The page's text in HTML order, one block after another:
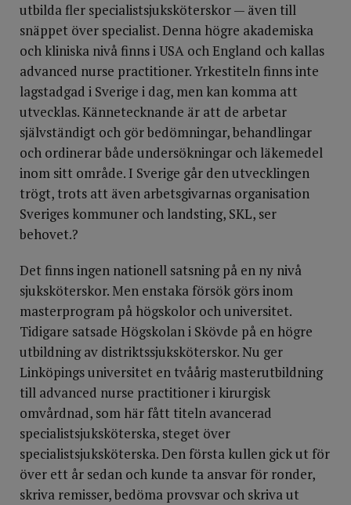
utbilda fler specialistsjuksköterskor — även till
snäppet över specialist. Denna högre akademiska
och kliniska nivå finns i USA och England och kallas
advanced nurse practitioner. Yrkestiteln finns inte
lagstadgad i Sverige i dag, men kan komma att
utvecklas. Kännetecknande är att de arbetar
självständigt och gör bedömningar, behandlingar
och ordinerar både undersökningar och läkemedel
inom sitt område. I Sverige går den utvecklingen
trögt, trots att även arbetsgivarnas organisation
Sveriges kommuner och landsting, SKL, ser
behovet.?
Det finns ingen nationell satsning på en ny nivå
sjuksköterskor. Men enstaka försök görs inom
masterprogram på högskolor och universitet.
Tidigare satsade Högskolan i Skövde på en högre
utbildning av distriktssjuksköterskor. Nu ger
Linköpings universitet en tvåårig masterutbildning
till advanced nurse practitioner i kirurgisk
omvårdnad, som här fått titeln avancerad
specialistsjuksköterska, steget över
specialistsjuksköterska. Den första kullen gick ut för
över ett år sedan och kunde ta ansvar för ronder,
skriva remisser, bedöma provsvar och skriva ut